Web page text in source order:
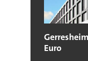
Euro